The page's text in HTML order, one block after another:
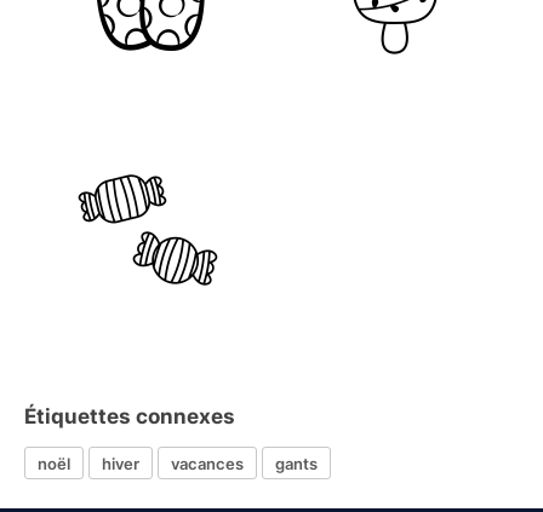
Étiquettes connexes
noël hiver vacances gants